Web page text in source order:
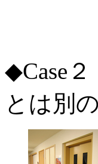
◆Case
とは別の